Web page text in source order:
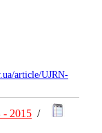
article/UJRN-
- 2015 /